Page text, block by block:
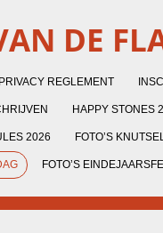
DE
PRIVACY REGLEMENT
HAPPY STONES
2026 FOTO’S
FOTO’S